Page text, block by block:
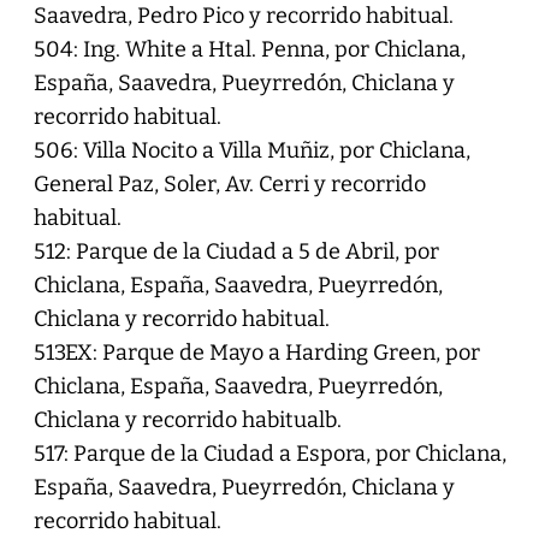
Saavedra, Pedro Pico y recorrido habitual.
504: Ing. White a Htal. Penna, por Chiclana,
España, Saavedra, Pueyrredón, Chiclana y
recorrido habitual.
506: Villa Nocito a Villa Muñiz, por Chiclana,
General Paz, Soler, Av. Cerri y recorrido
habitual.
512: Parque de la Ciudad a 5 de Abril, por
Chiclana, España, Saavedra, Pueyrredón,
Chiclana y recorrido habitual.
513EX: Parque de Mayo a Harding Green, por
Chiclana, España, Saavedra, Pueyrredón,
Chiclana y recorrido habitualb.
517: Parque de la Ciudad a Espora, por Chiclana,
España, Saavedra, Pueyrredón, Chiclana y
recorrido habitual.